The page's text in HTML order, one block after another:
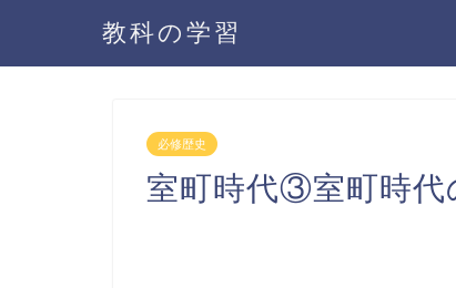
教科の学習
必修歴史
室町時代③室町時代